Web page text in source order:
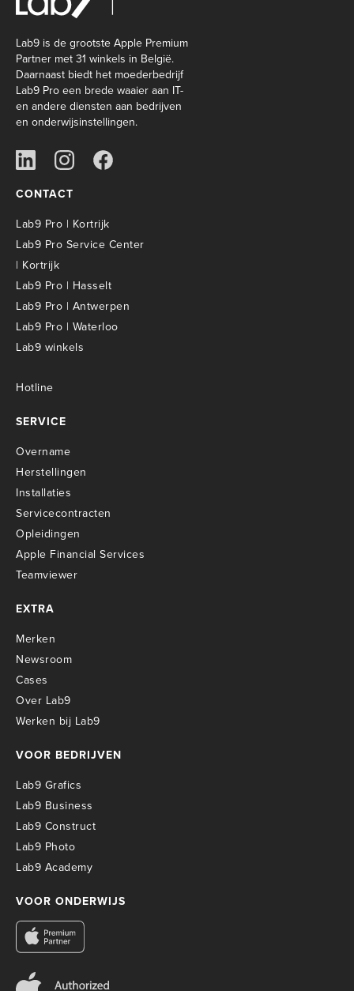
Lab9 is de grootste Apple Premium
Partner met 31 winkels in België.
Daarnaast biedt het moederbedrijf
Lab9 Pro een brede waaier aan IT-
en andere diensten aan bedrijven
en onderwijsinstellingen.
CONTACT
Lab9 Pro | Kortrijk
Lab9 Pro Service Center
| Kortrijk
Lab9 Pro | Hasselt
Lab9 Pro | Antwerpen
Lab9 Pro | Waterloo
Lab9 winkels
Hotline
SERVICE
Overname
Herstellingen
Installaties
Servicecontracten
Opleidingen
Apple Financial Services
Teamviewer
EXTRA
Merken
Newsroom
Cases
Over Lab9
Werken bij Lab9
VOOR BEDRIJVEN
Lab9 Grafics
Lab9 Business
Lab9 Construct
Lab9 Photo
Lab9 Academy
VOOR ONDERWIJS